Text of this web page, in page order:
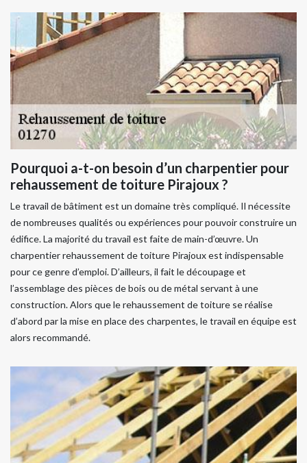
Pourquoi a-t-on besoin d’un charpentier pour
rehaussement de toiture Pirajoux ?
Le travail de bâtiment est un domaine très compliqué. Il nécessite
de nombreuses qualités ou expériences pour pouvoir construire un
édifice. La majorité du travail est faite de main-d’œuvre. Un
charpentier rehaussement de toiture Pirajoux est indispensable
pour ce genre d’emploi. D’ailleurs, il fait le découpage et
l’assemblage des pièces de bois ou de métal servant à une
construction. Alors que le rehaussement de toiture se réalise
d’abord par la mise en place des charpentes, le travail en équipe est
alors recommandé.